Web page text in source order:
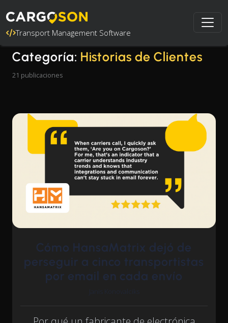
Transport Management Software
Categoría: Historias de Clientes
21 publicaciones
Cómo HansaMatrix dejó de
perseguir a cinco transportistas
por email en cada envío
Janis Konovalciks